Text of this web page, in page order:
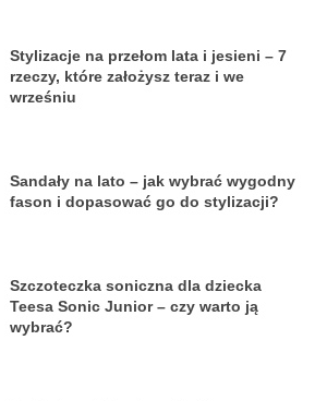
Stylizacje na przełom lata i jesieni – 7
rzeczy, które założysz teraz i we
wrześniu
Sandały na lato – jak wybrać wygodny
fason i dopasować go do stylizacji?
Szczoteczka soniczna dla dziecka
Teesa Sonic Junior – czy warto ją
wybrać?